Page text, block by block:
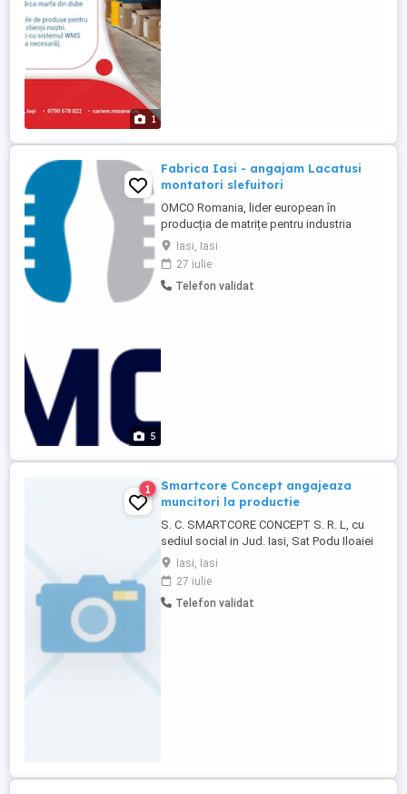
1
5
Fabrica Iasi - angajam Lacatusi
montatori slefuitori
OMCO Romania, lider european în
producția de matrițe pentru industria
sticlei, angajează 2 Lăcătuși cu experiență
în executarea operațiilor găurire, șlefuire,
debavurare și montaj. Candidatul ideal
Absolvent de liceu școală profesională cu
Iasi, Iasi
27 iulie
Telefon validat
1
Smartcore Concept angajeaza
muncitori la productie
S. C. SMARTCORE CONCEPT S. R. L, cu
sediul social in Jud. Iasi, Sat Podu Iloaiei
Ors. Podu Iloaiei, Str Principala, Nr.135,
inregistrata la Oficiul Registrului
Comertului, sub nr. J2017002730084,
angajeaza: 1) muncitor necalificat la
Iasi, Iasi
27 iulie
Telefon validat